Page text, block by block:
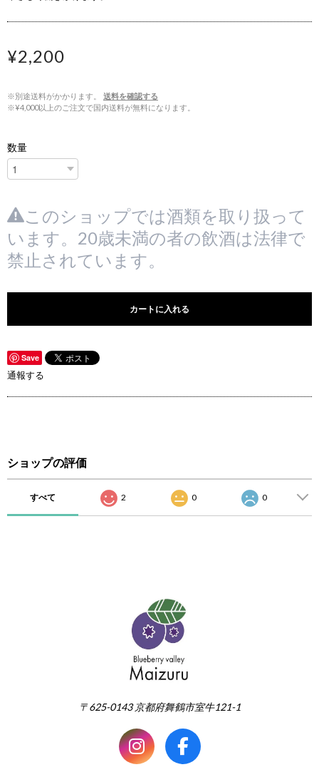
¥2,200
※別途送料がかかります。
送料を確認する
※¥4,000以上のご注文で国内送料が無料になります。
数量
このショップでは酒類を取り扱って
います。20歳未満の者の飲酒は法律で
禁止されています。
カートに入れる
Save
通報する
ショップの評価
すべて 2 0 0
〒625-0143 京都府舞鶴市室牛121-1